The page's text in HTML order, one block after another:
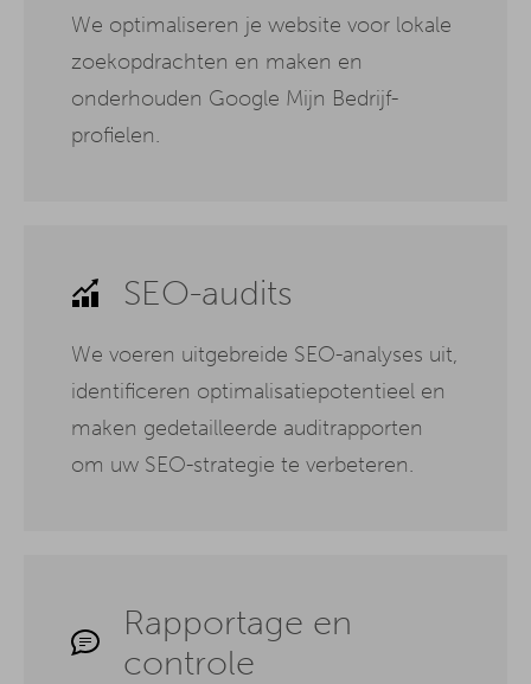
We optimaliseren je website voor lokale
zoekopdrachten en maken en
onderhouden Google Mijn Bedrijf-
profielen.
SEO-audits
We voeren uitgebreide SEO-analyses uit,
identificeren optimalisatiepotentieel en
maken gedetailleerde auditrapporten
om uw SEO-strategie te verbeteren.
Rapportage en
controle